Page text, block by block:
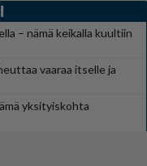
– nämä keikalla kuultiin
vaaraa itselle ja
yksityiskohta